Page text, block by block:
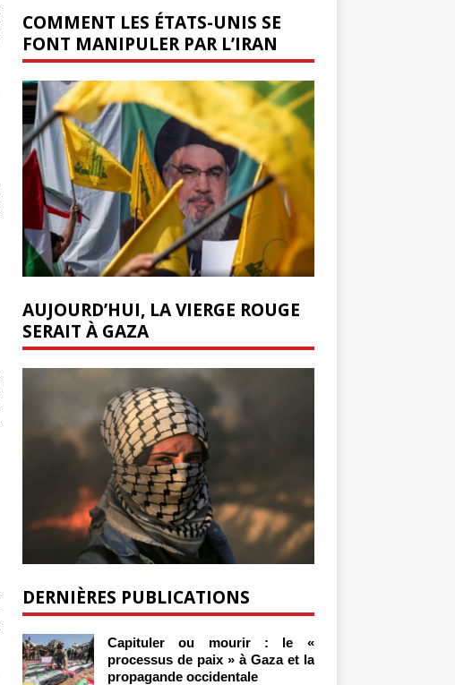
COMMENT LES ÉTATS-UNIS SE
FONT MANIPULER PAR L’IRAN
AUJOURD’HUI, LA VIERGE ROUGE
SERAIT À GAZA
DERNIÈRES PUBLICATIONS
Capituler ou mourir : le «
processus de paix » à Gaza et la
propagande occidentale